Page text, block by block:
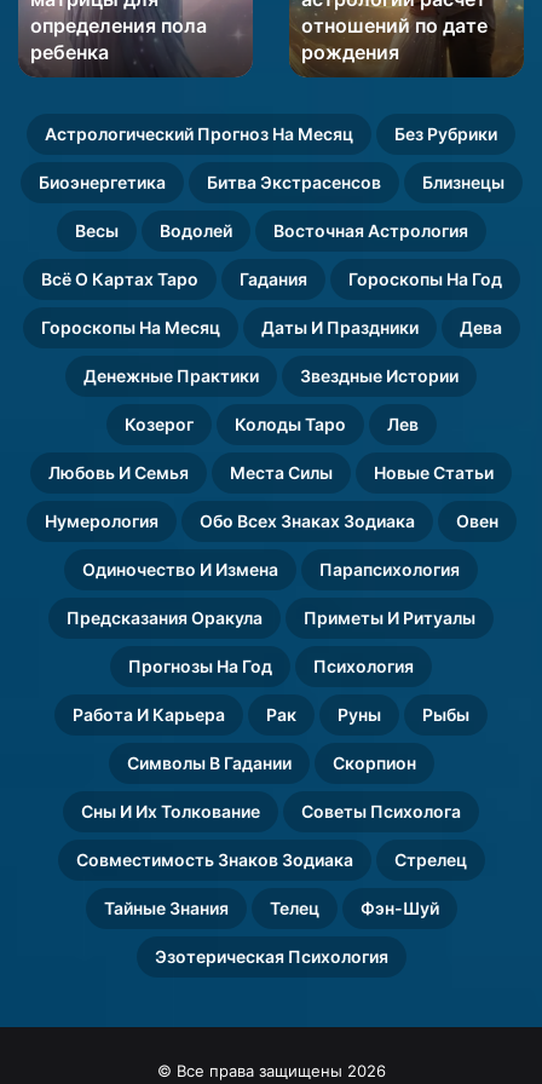
определения
пола
ребенка
определения пола
ребенка
отношений
по
дате
отношений по дате
рождения
Астрологический Прогноз На Месяц Без Рубрики
Биоэнергетика Битва Экстрасенсов Близнецы
Весы Водолей Восточная Астрология
Всё О Картах Таро Гадания Гороскопы На Год
Гороскопы На Месяц Даты И Праздники Дева
Денежные Практики Звездные Истории
Козерог Колоды Таро Лев
Любовь И Семья Места Силы Новые Статьи
Нумерология Обо Всех Знаках Зодиака Овен
Одиночество И Измена Парапсихология
Предсказания Оракула Приметы И Ритуалы
Прогнозы На Год Психология
Работа И Карьера Рак Руны Рыбы
Символы В Гадании Скорпион
Сны И Их Толкование Советы Психолога
Совместимость Знаков Зодиака Стрелец
Тайные Знания Телец Фэн-Шуй
Эзотерическая Психология
© Все права защищены 2026